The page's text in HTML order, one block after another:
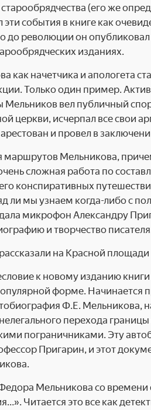
(его же
эти события в книге как
до революции он
изданиях.
как начетчика и апологета
Только один пример.
вел публичный
церкви, исчерпал все свои
и провел в
маршрутов Мельникова,
сложная работа по
конспиративных
ли мы узнаем когда-либо с
микрофон Александру
и творчество
к новому изданию
форме. Начинается
Ф.Е. Мельникова,
перехода
пограничниками. Эту
Пригарин, и этот
Мельникова со
Читается это все как